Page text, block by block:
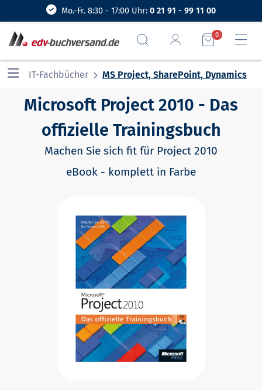
Mo.-Fr. 8:30 - 17:00 Uhr: 0 21 91 - 99 11 00
0
IT-Fachbücher MS Project, SharePoint, Dynamics
Microsoft Project 2010 - Das
offizielle Trainingsbuch
Machen Sie sich fit für Project 2010
eBook - komplett in Farbe